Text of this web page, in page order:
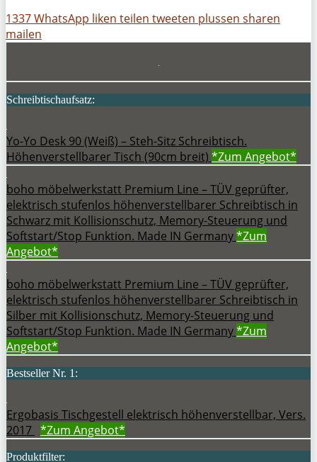
1337WhatsApp liken teilen tweeten plussen sharen
mailen
Schreibtischaufsatz:
Yo-Yo Desk 90 (Weiß) – Steh-Sitz Schreibtisch.
Höhenverstellbarer Tisch (90cm breit) *Zum Angebot*
boho möbelwerkstatt Premium Line – TÜV geprüfter,
elektrisch stufenlos höhenverstellbarer Schreibtisch in
Schwarz mit Kollisionschutz, Memory-Steuerung und
Softstart/Stop Funktion. Made IN Germany*Zum
Angebot*
boho möbelwerkstatt Premium Line – TÜV geprüfter,
elektrisch stufenlos höhenverstellbarer Schreibtisch in
Silber mit Kollisionschutz, Memory-Steuerung und
Softstart/Stop Funktion. Made IN Germany*Zum
Angebot*
Bestseller Nr. 1:
Ergobasis Tischgestell elektrisch höhenverstellbar, Vers.
2017 *Zum Angebot*
Produktfilter: